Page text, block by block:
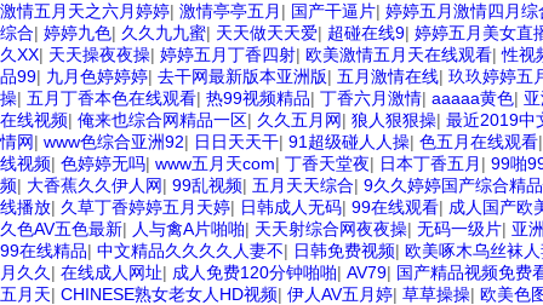
激情五月天之六月婷婷| 激情亭亭五月 | 国产干逼片| 婷婷五月激情四月综
综合| 婷婷九色| 久久九九蜜| 天天做天天爱| 超碰在线9| 婷婷五月美女直
久XX| 天天操夜夜操| 婷婷五月丁香四射| 欧美激情五月天在线观看|性视
品99| 九月色婷婷婷| 去干网最新版本亚洲版| 五月激情在线| 玖玖婷婷五
操| 五月丁香本色在线观看| 热99视频精品| 丁香六月激情| aaaaa黄色|
在线视频| 俺来也综合网精品一区| 久久五月网| 狼人狠狠操| 最近2019中
情网| www色综合亚洲92| 日日天天干| 91超级碰人人操| 色五月在线观看
线视频| 色婷婷无吗| www五月天com| 丁香天堂夜| 日本丁香五月 | 99啪
频| 大香蕉久久伊人网| 99乱视频| 五月天天综合| 9久久婷婷国产综合精
线播放| 久草丁香婷婷五月天婷| 日韩成人无码| 99在线观看| 成人国产欧
久色AV五色最新| 人与禽A片啪啪| 天天射综合网夜夜操| 无码一级片| 亚
99在线精品| 中文精品久久久久人妻不| 日韩免费视频| 欧美啄木乌丝袜
月久久 | 在线成人网址| 成人免费120分钟啪啪| AV79| 国产精品视频免费
五月天| CHINESE熟女老女人HD视频| 伊人AV五月婷| 草草操操| 欧美色